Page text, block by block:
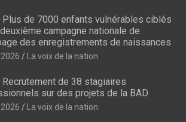
Plus de 7000 enfants vulnérables ciblés
campagne nationale de
des enregistrements de naissances
La voix de la nation
Recrutement de 38 stagiaires
sur des projets de la BAD
La voix de la nation